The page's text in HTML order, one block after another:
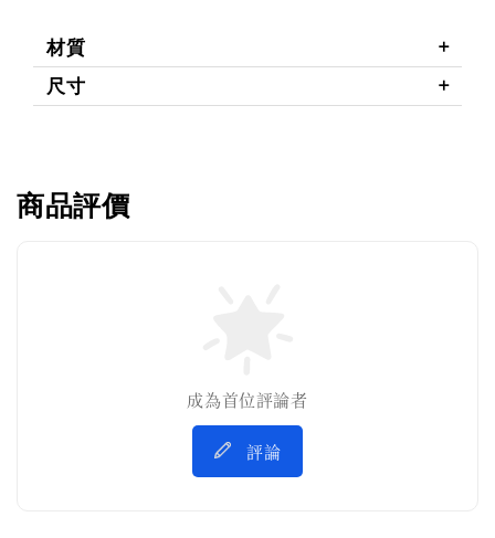
材質
尺寸
商品評價
成為首位評論者
評論